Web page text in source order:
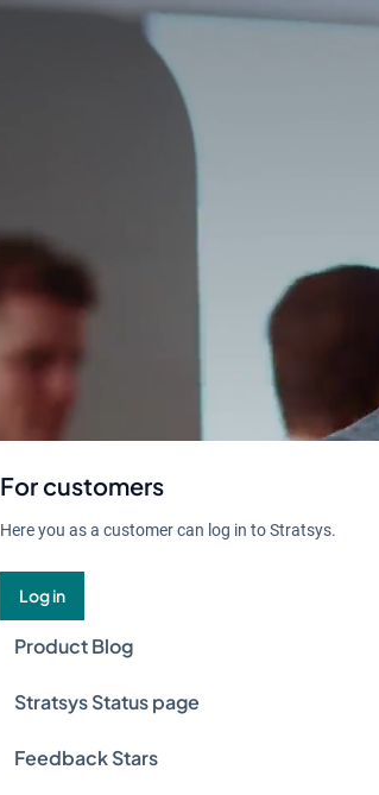
For customers
Here you as a customer can log in to Stratsys.
Log in
Product Blog
Stratsys Status page
Feedback Stars